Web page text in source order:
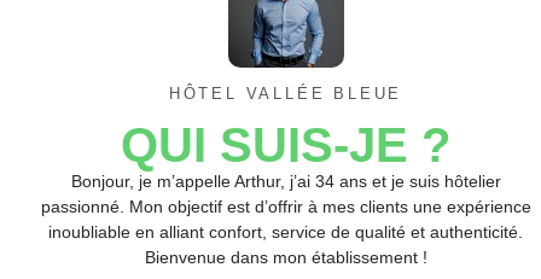
HÔTEL VALLÉE BLEUE
QUI SUIS-JE ?
Bonjour, je m’appelle Arthur, j’ai 34 ans et je suis hôtelier
passionné. Mon objectif est d’offrir à mes clients une expérience
inoubliable en alliant confort, service de qualité et authenticité.
Bienvenue dans mon établissement !